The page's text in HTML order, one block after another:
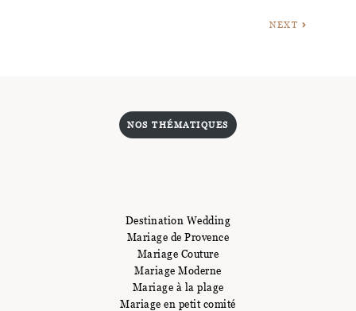
NEXT
NOS THÉMATIQUES
Destination Wedding
Mariage de Provence
Mariage Couture
Mariage Moderne
Mariage à la plage
Mariage en petit comité